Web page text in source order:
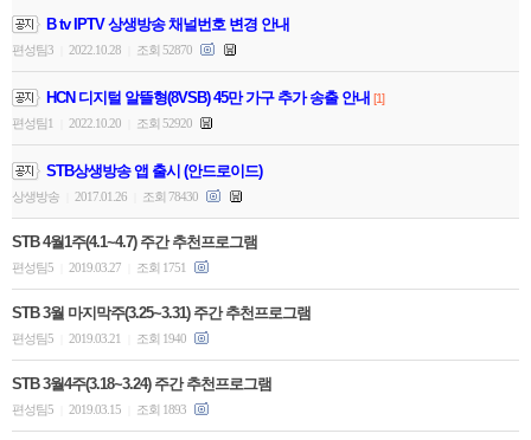
B tv IPTV 상생방송 채널번호 변경 안내
편성팀3 2022.10.28 조회 52870
HCN 디지털 알뜰형(8VSB) 45만 가구 추가 송출 안내 [1]
편성팀1
2022.10.20 조회 52920
STB상생방송 앱 출시 (안드로이드)
상생방송 2017.01.26 조회 78430
STB 4월1주(4.1~4.7) 주간 추천프로그램
편성팀5 2019.03.27 조회 1751
STB 3월 마지막주(3.25~3.31) 주간 추천프로그램
편성팀5 2019.03.21 조회 1940
STB 3월4주(3.18~3.24) 주간 추천프로그램
편성팀5 2019.03.15 조회 1893